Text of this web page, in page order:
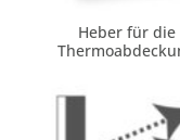
Heber für die